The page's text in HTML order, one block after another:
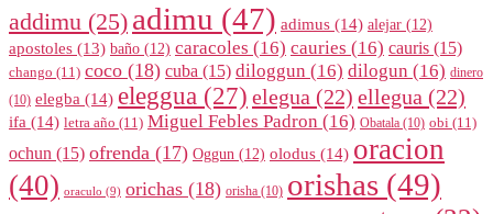
addimu (25) adimu (47) adimus (14) alejar (12)
apostoles (13) baño (12) caracoles (16) cauries (16) cauris (15)
chango (11) coco (18) cuba (15) diloggun (16) dilogun (16) dinero
(10) elegba (14) eleggua (27) elegua (22) ellegua (22)
ifa (14) letra año (11) Miguel Febles Padron (16) Obatala (10) obi (11)
ochun (15) ofrenda (17) Oggun (12) olodus (14) oracion
(40) oraculo (9) orichas (18) orisha (10) orishas (49)